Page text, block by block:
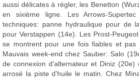
aussi délicates à régler, les Benetton
en sixième ligne. Les Arrows-
techniques: panne hydraulique pour de
pour Verstappen (14e). Les Prost-
se montrent pour une fois fiables et pas
Mauvais week-end chez Sauber: Salo
de connexion d'alternateur et Diniz (20e)
arrosé la piste d'huile le matin. Chez